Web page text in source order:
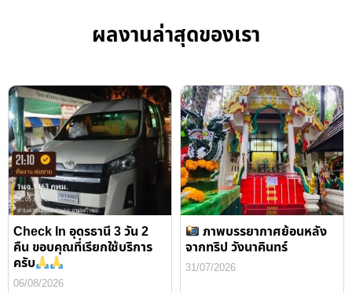
ผลงานล่าสุดของเรา
Check In อุดรธานี 3 วัน 2
คืน ขอบคุณที่เรียกใช้บริการ
ครับ
06/08/2026
ภาพบรรยากาศย้อนหลัง
จากทริป วังนาคินทร์
31/07/2026